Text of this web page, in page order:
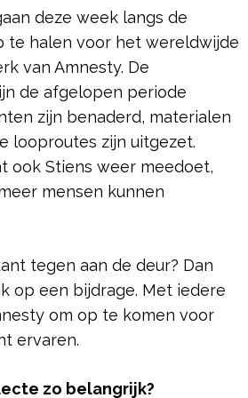
deze week langs de
te halen voor het wereldwijde
van Amnesty. De
de afgelopen periode
zijn benaderd, materialen
looproutes zijn uitgezet.
ook Stiens weer meedoet,
mensen kunnen
tegen aan de deur? Dan
op een bijdrage. Met iedere
om op te komen voor
ervaren.
zo belangrijk?